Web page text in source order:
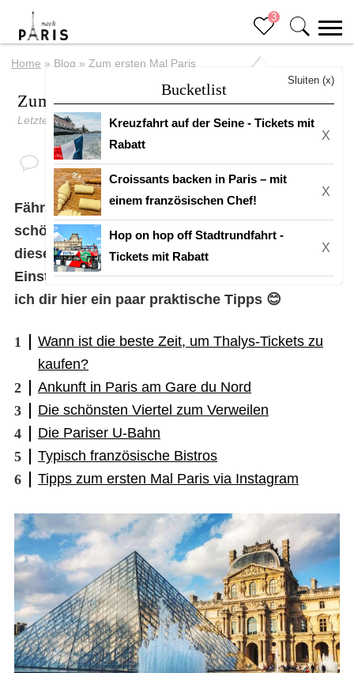
3
Bucketlist
Sluiten (x)
Kreuzfahrt auf der Seine - Tickets mit
Rabatt
X
Croissants backen in Paris – mit
einem französischen Chef!
X
Hop on hop off Stadtrundfahrt -
Tickets mit Rabatt
X
Home » Blog » Zum ersten Mal Paris
Zum ersten Mal Paris
Letztes Update: 12 Januar 2023
Fährst du zum ersten Mal nach Paris? Sehr
schön! Du triffst sicherlich eine gute Wahl,
diese Metropole zu besuchen! Um dir den
Einstieg in deinen Besuch zu erleichtern, gebe
ich dir hier ein paar praktische Tipps 😊
Wann ist die beste Zeit, um Thalys-Tickets zu
kaufen?
Ankunft in Paris am Gare du Nord
Die schönsten Viertel zum Verweilen
Die Pariser U-Bahn
Typisch französische Bistros
Tipps zum ersten Mal Paris via Instagram